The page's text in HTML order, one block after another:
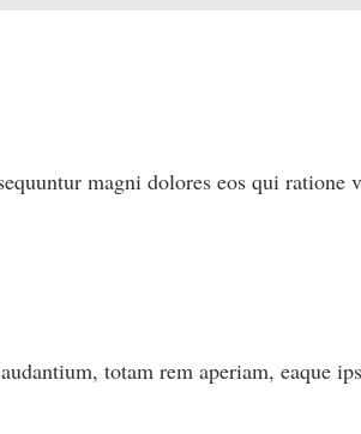
magni dolores eos qui ratione
totam rem aperiam, eaque